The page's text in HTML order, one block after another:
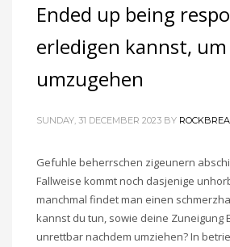
Ended up being
erledigen kannst,
umzugehen
SUNDAY, 31 DECEMBER 2023 BY
Gefuhle beherrschen zigeunern
Fallweise kommt noch dasjenige
manchmal findet man einen
kannst du tun, sowie deine Zuneigung
unrettbar nachdem umziehen? In